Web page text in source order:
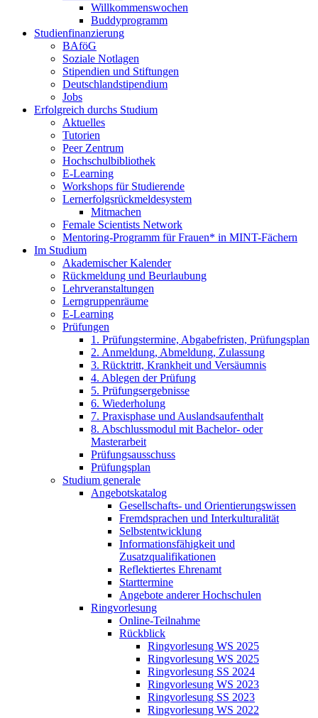
Willkommenswochen
Buddyprogramm
Studienfinanzierung
BAföG
Soziale Notlagen
Stipendien und Stiftungen
Deutschlandstipendium
Jobs
Erfolgreich durchs Studium
Aktuelles
Tutorien
Peer Zentrum
Hochschulbibliothek
E-Learning
Workshops für Studierende
Lernerfolgsrückmeldesystem
Mitmachen
Female Scientists Network
Mentoring-Programm für Frauen* in MINT-Fächern
Im Studium
Akademischer Kalender
Rückmeldung und Beurlaubung
Lehrveranstaltungen
Lerngruppenräume
E-Learning
Prüfungen
1. Prüfungstermine, Abgabefristen, Prüfungsplan
2. Anmeldung, Abmeldung, Zulassung
3. Rücktritt, Krankheit und Versäumnis
4. Ablegen der Prüfung
5. Prüfungsergebnisse
6. Wiederholung
7. Praxisphase und Auslandsaufenthalt
8. Abschlussmodul mit Bachelor- oder
Masterarbeit
Prüfungsausschuss
Prüfungsplan
Studium generale
Angebotskatalog
Gesellschafts- und Orientierungswissen
Fremdsprachen und Interkulturalität
Selbstentwicklung
Informationsfähigkeit und
Zusatzqualifikationen
Reflektiertes Ehrenamt
Starttermine
Angebote anderer Hochschulen
Ringvorlesung
Online-Teilnahme
Rückblick
Ringvorlesung WS 2025
Ringvorlesung WS 2025
Ringvorlesung SS 2024
Ringvorlesung WS 2023
Ringvorlesung SS 2023
Ringvorlesung WS 2022